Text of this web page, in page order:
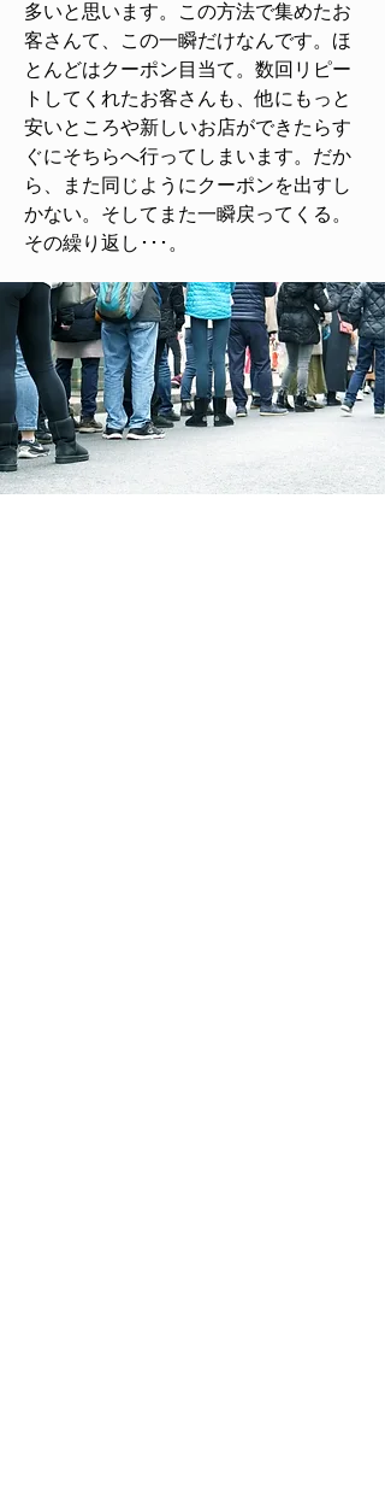
多いと思います。この方法で集めたお
客さんて、この一瞬だけなんです。ほ
とんどはクーポン目当て。数回リピー
トしてくれたお客さんも、他にもっと
安いところや新しいお店ができたらす
ぐにそちらへ行ってしまいます。だか
ら、また同じようにクーポンを出すし
かない。そしてまた一瞬戻ってくる。
その繰り返し･･･。